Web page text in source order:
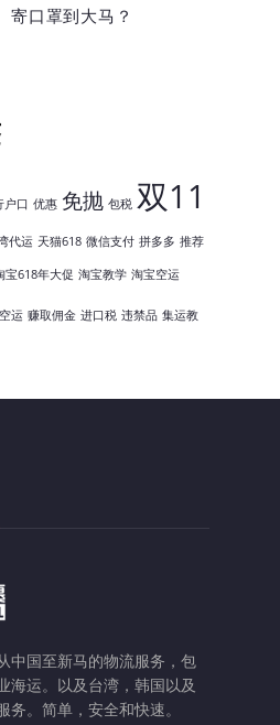
寄口罩到大马？
户口 优惠 免抛 包税 双11
代运 天猫618 微信支付 拼多多 推荐
宝618年大促 淘宝教学 淘宝空运
空运 赚取佣金 进口税 违禁品 集运教
中国至新马的物流服务，包
海运。以及台湾，韩国以及
。简单，安全和快速。